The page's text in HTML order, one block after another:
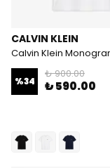
CALVIN KLEIN
%34
₺ 900.00
₺ 590.00